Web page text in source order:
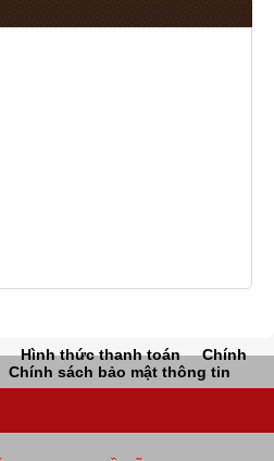
Hình thức thanh toán
Chính
Chính sách bảo mật thông tin